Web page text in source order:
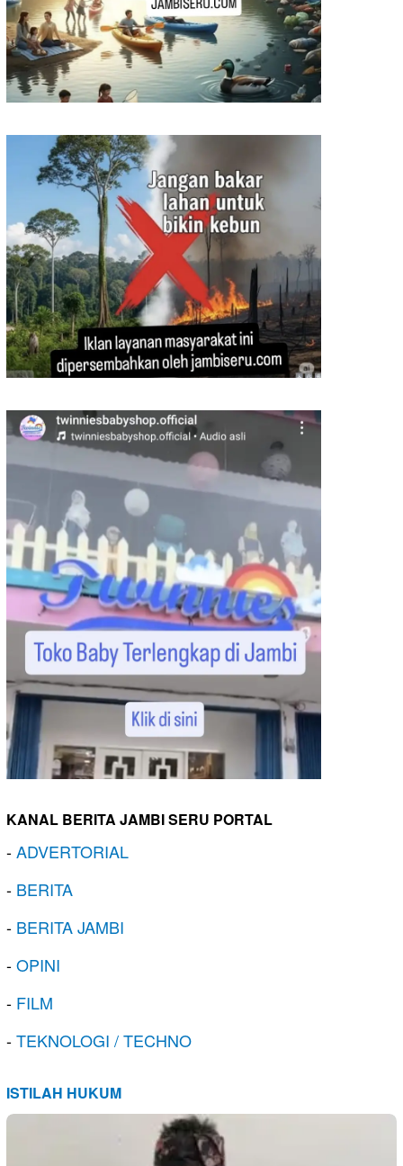
KANAL BERITA JAMBI SERU PORTAL
-ADVERTORIAL
- BERITA
- BERITA JAMBI
-OPINI
- FILM
-TEKNOLOGI / TECHNO
ISTILAH HUKUM